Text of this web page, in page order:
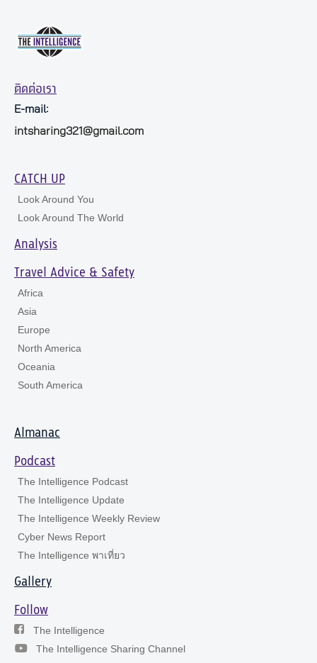
ติดต่อเรา
E-mail:
intsharing321@gmail.com
CATCH UP
Look Around You
Look Around The World
Analysis
Travel Advice & Safety
Africa
Asia
Europe
North America
Oceania
South America
Almanac
Podcast
The Intelligence Podcast
The Intelligence Update
The Intelligence Weekly Review
Cyber News Report
The Intelligence พาเที่ยว
Gallery
Follow
The Intelligence
The Intelligence Sharing Channel